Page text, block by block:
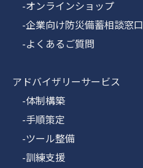
-オンラインショップ
-企業向け防災備蓄相談窓口
-よくあるご質問
アドバイザリーサービス
-体制構築
-手順策定
-ツール整備
-訓練支援